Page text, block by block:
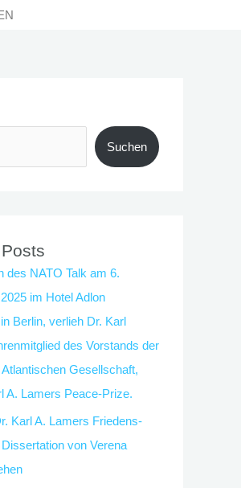
Suchen
des NATO Talk am 6.
im Hotel Adlon
Berlin, verlieh Dr. Karl
des Vorstands der
Gesellschaft,
A. Lamers Peace-Prize.
Karl A. Lamers Friedens-
von Verena